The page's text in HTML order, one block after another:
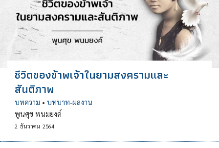
ชีวิตของข้าพเจ้าในยามสงครามและ
สันติภาพ
บทความ • บทบาท-ผลงาน
พูนศุข พนมยงค์
2 ธันวาคม 2564